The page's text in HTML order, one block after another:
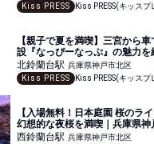
Kiss PRESS
【親子で夏を満喫】三宮から
設『なっぴーなっぷ』の魅力を
北鈴蘭台駅 兵庫県神戸市北区
Kiss PRESS
【入場無料！日本庭園 桜のラ
幻想的な夜桜を満喫｜兵庫県神
TABIZINE～人生に旅心を～
西鈴蘭台駅 兵庫県神戸市北区